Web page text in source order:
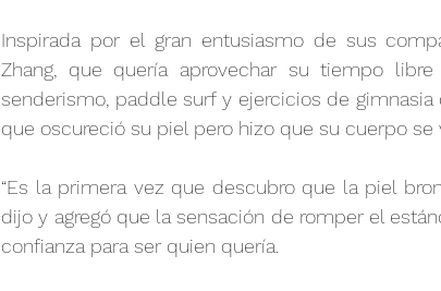
Inspirada por el gran entusiasmo de sus
Zhang, que quería aprovechar su tiempo
senderismo, paddle surf y ejercicios de
que oscureció su piel pero hizo que su cuerpo
“Es la primera vez que descubro que la piel
dijo y agregó que la sensación de romper el
confianza para ser quien quería.